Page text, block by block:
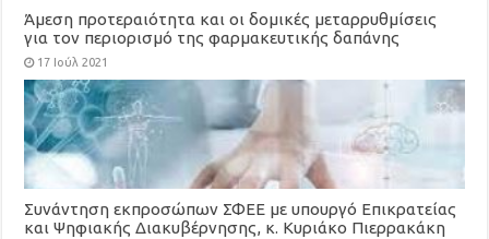
Άμεση προτεραιότητα και οι δομικές μεταρρυθμίσεις
για τον περιορισμό της φαρμακευτικής δαπάνης
17 Ιούλ 2021
Συνάντηση εκπροσώπων ΣΦΕΕ με υπουργό Επικρατείας
και Ψηφιακής Διακυβέρνησης, κ. Κυριάκο Πιερρακάκη